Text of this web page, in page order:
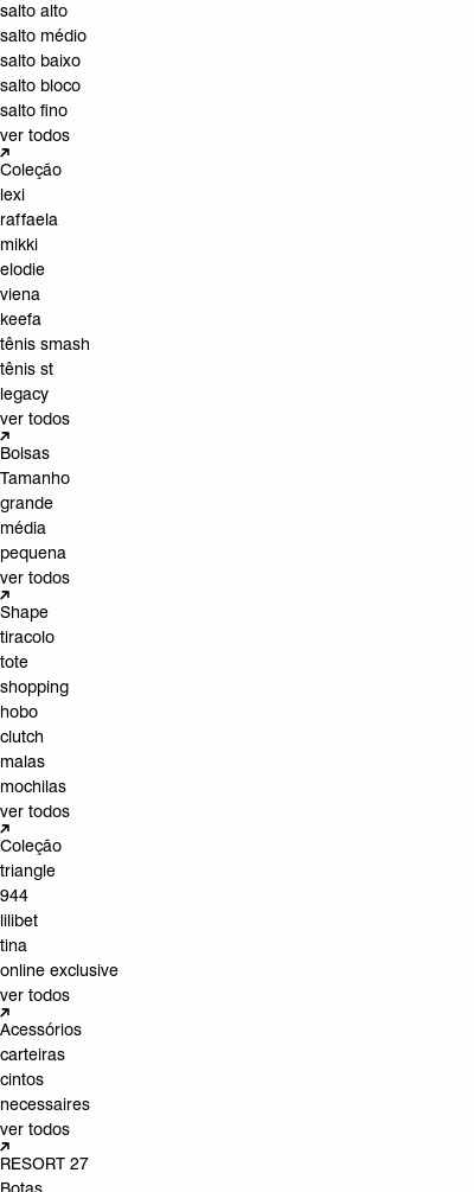
salto alto
salto médio
salto baixo
salto bloco
salto fino
ver todos
Coleção
lexi
raffaela
mikki
elodie
viena
keefa
tênis smash
tênis st
legacy
ver todos
Bolsas
Tamanho
grande
média
pequena
ver todos
Shape
tiracolo
tote
shopping
hobo
clutch
malas
mochilas
ver todos
Coleção
triangle
944
lilibet
tina
online exclusive
ver todos
Acessórios
carteiras
cintos
necessaires
ver todos
RESORT 27